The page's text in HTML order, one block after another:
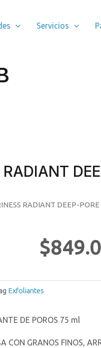
Servicios
RADIANT DEEP-PORE
$
Exfoliantes
DE POROS 75 ml
CON GRANOS FINOS,